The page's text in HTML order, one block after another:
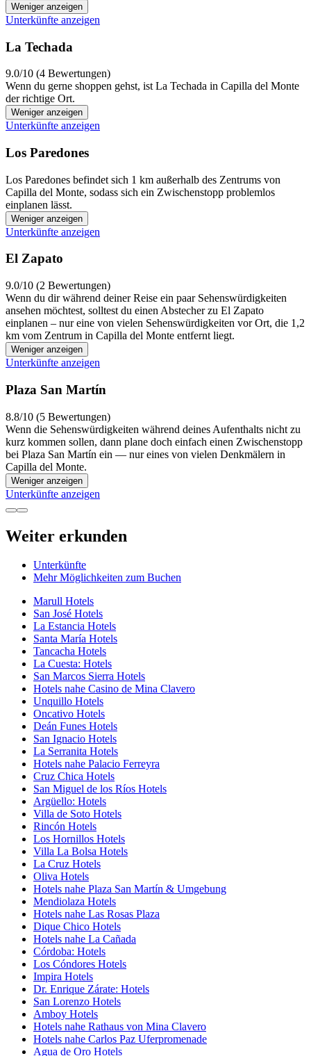
Weniger anzeigen
Unterkünfte anzeigen
La Techada
9.0/10 (4 Bewertungen)
Wenn du gerne shoppen gehst, ist La Techada in Capilla del Monte
der richtige Ort.
Weniger anzeigen
Unterkünfte anzeigen
Los Paredones
Los Paredones befindet sich 1 km außerhalb des Zentrums von
Capilla del Monte, sodass sich ein Zwischenstopp problemlos
einplanen lässt.
Weniger anzeigen
Unterkünfte anzeigen
El Zapato
9.0/10 (2 Bewertungen)
Wenn du dir während deiner Reise ein paar Sehenswürdigkeiten
ansehen möchtest, solltest du einen Abstecher zu El Zapato
einplanen – nur eine von vielen Sehenswürdigkeiten vor Ort, die 1,2
km vom Zentrum in Capilla del Monte entfernt liegt.
Weniger anzeigen
Unterkünfte anzeigen
Plaza San Martín
8.8/10 (5 Bewertungen)
Wenn die Sehenswürdigkeiten während deines Aufenthalts nicht zu
kurz kommen sollen, dann plane doch einfach einen Zwischenstopp
bei Plaza San Martín ein — nur eines von vielen Denkmälern in
Capilla del Monte.
Weniger anzeigen
Unterkünfte anzeigen
Weiter erkunden
Unterkünfte
Mehr Möglichkeiten zum Buchen
Marull Hotels
San José Hotels
La Estancia Hotels
Santa María Hotels
Tancacha Hotels
La Cuesta: Hotels
San Marcos Sierra Hotels
Hotels nahe Casino de Mina Clavero
Unquillo Hotels
Oncativo Hotels
Deán Funes Hotels
San Ignacio Hotels
La Serranita Hotels
Hotels nahe Palacio Ferreyra
Cruz Chica Hotels
San Miguel de los Ríos Hotels
Argüello: Hotels
Villa de Soto Hotels
Rincón Hotels
Los Hornillos Hotels
Villa La Bolsa Hotels
La Cruz Hotels
Oliva Hotels
Hotels nahe Plaza San Martín & Umgebung
Mendiolaza Hotels
Hotels nahe Las Rosas Plaza
Dique Chico Hotels
Hotels nahe La Cañada
Córdoba: Hotels
Los Cóndores Hotels
Impira Hotels
Dr. Enrique Zárate: Hotels
San Lorenzo Hotels
Amboy Hotels
Hotels nahe Rathaus von Mina Clavero
Hotels nahe Carlos Paz Uferpromenade
Agua de Oro Hotels